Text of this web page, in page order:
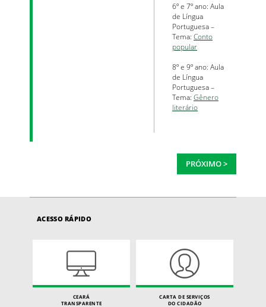
6º e 7º ano: Aula
de Língua
Portuguesa –
Tema: Conto
popular
8º e 9º ano: Aula
de Língua
Portuguesa –
Tema: Gênero
literário
PRÓXIMO >
ACESSO RÁPIDO
CEARÁ
TRANSPARENTE
CARTA DE SERVIÇOS
DO CIDADÃO